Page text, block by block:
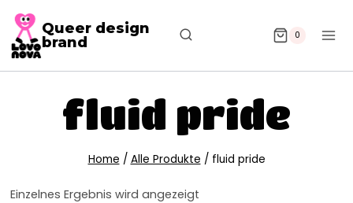
Queer design
brand
0
fluid pride
Home / Alle Produkte / fluid pride
Einzelnes Ergebnis wird angezeigt